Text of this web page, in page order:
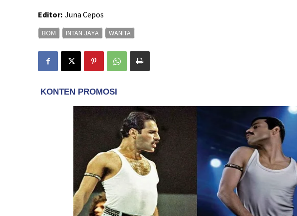
Editor: Juna Cepos
BOM INTAN JAYA WANITA